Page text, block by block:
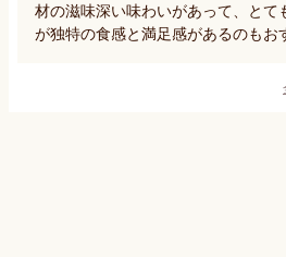
材の滋味深い味わいがあって、とて
が独特の食感と満足感があるのもお